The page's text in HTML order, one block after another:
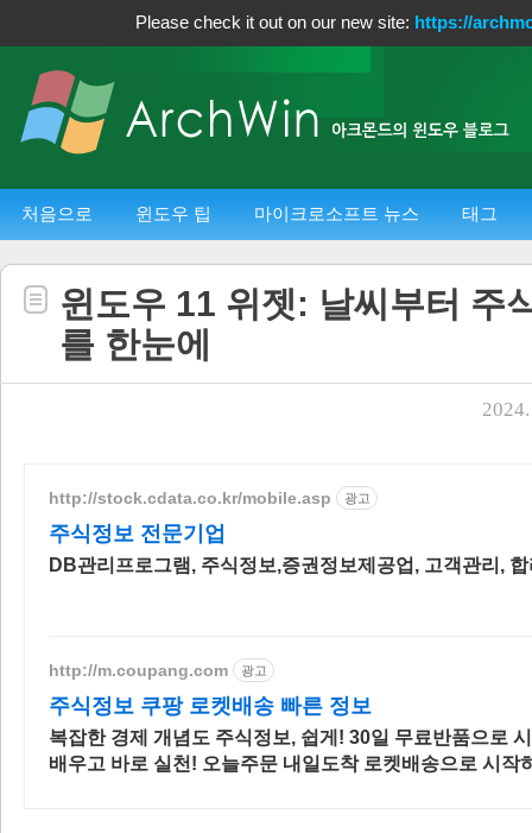
Please check it out on our new site: https://
처음으로 윈도우 팁 마이크로소프트 뉴스 태그
윈도우 11 위젯: 날씨부터 주
를 한눈에
http://stock.cdata.co.kr/mobile.asp 광고
주식정보 전문기업
DB관리프로그램, 주식정보,증권정보제공업, 고객관리,
http://m.coupang.com 광고
주식정보 쿠팡 로켓배송 빠른 정보
복잡한 경제 개념도 주식정보, 쉽게! 30일 무료반품으로
배우고 바로 실천! 오늘주문 내일도착 로켓배송으로 시작